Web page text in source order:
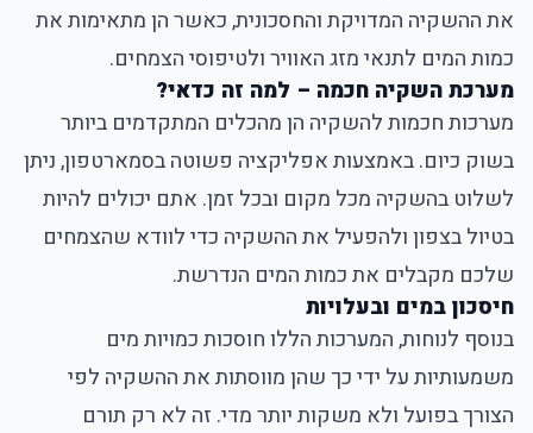
את ההשקיה המדויקת והחסכונית, כאשר הן מתאימות את
כמות המים לתנאי מזג האוויר ולטיפוסי הצמחים.
מערכת השקיה חכמה – למה זה כדאי?
מערכות חכמות להשקיה הן מהכלים המתקדמים ביותר
בשוק כיום. באמצעות אפליקציה פשוטה בסמארטפון, ניתן
לשלוט בהשקיה מכל מקום ובכל זמן. אתם יכולים להיות
בטיול בצפון ולהפעיל את ההשקיה כדי לוודא שהצמחים
שלכם מקבלים את כמות המים הנדרשת.
חיסכון במים ובעלויות
בנוסף לנוחות, המערכות הללו חוסכות כמויות מים
משמעותיות על ידי כך שהן מווסתות את ההשקיה לפי
הצורך בפועל ולא משקות יותר מדי. זה לא רק תורם